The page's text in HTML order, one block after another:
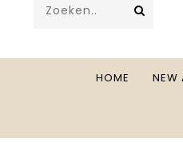
HOME NEW